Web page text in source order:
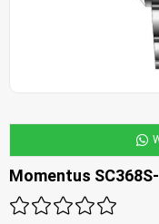
Momentus